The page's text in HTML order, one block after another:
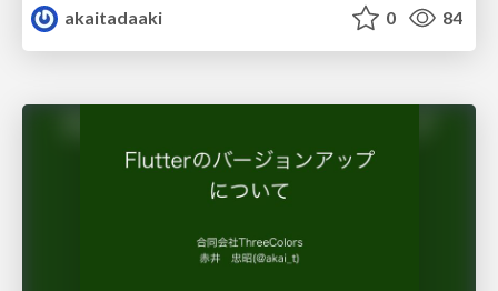
akaitadaaki
0 84